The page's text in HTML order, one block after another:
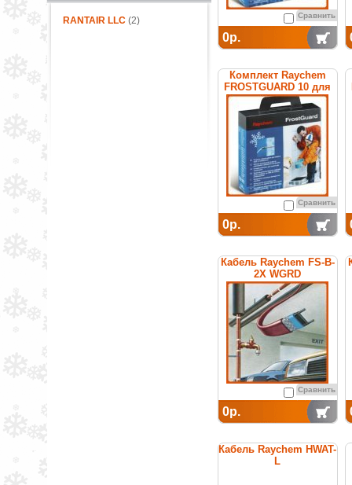
RANTAIR LLC(2) Сравнить
0р.
Комплект Raychem
FROSTGUARD 10 для
обогрева труб
Сравнить
0р.
Кабель Raychem FS-B-
2X WGRD
саморегулирующийся
греющий
Сравнить
0р.
Кабель Raychem HWAT-
L